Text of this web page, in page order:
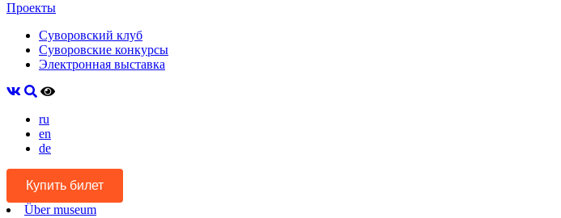
Проекты
Суворовский клуб
Суворовские конкурсы
Электронная выставка
ru
en
de
Купить билет
Über museum